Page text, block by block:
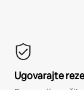
Ugovarajte